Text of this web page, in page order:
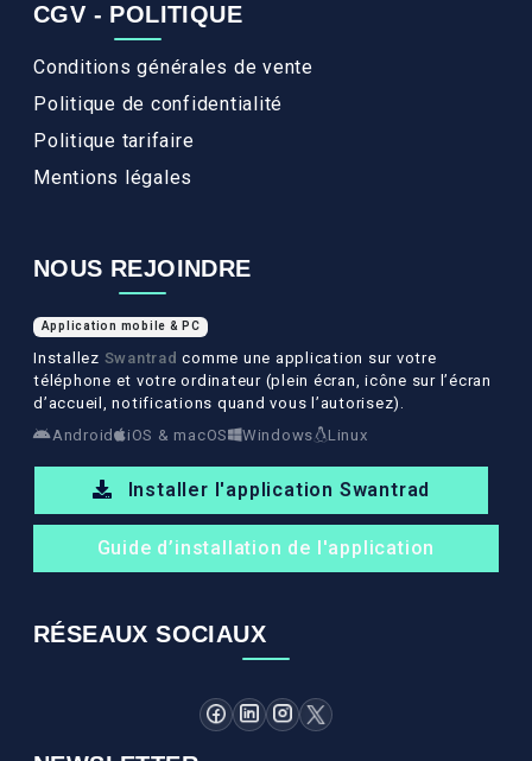
CGV - POLITIQUE
Conditions générales de vente
Politique de confidentialité
Politique tarifaire
Mentions légales
NOUS REJOINDRE
Application mobile & PC
Installez Swantrad comme une application sur votre
téléphone et votre ordinateur (plein écran, icône sur l’écran
d’accueil, notifications quand vous l’autorisez).
Android
iOS & macOS Windows Linux
Installer l'application Swantrad
Guide d’installation de l'application
RÉSEAUX SOCIAUX